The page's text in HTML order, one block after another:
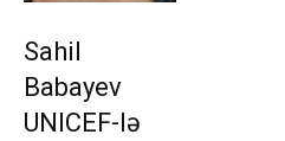
Sahil
Babayev
UNICEF-lə